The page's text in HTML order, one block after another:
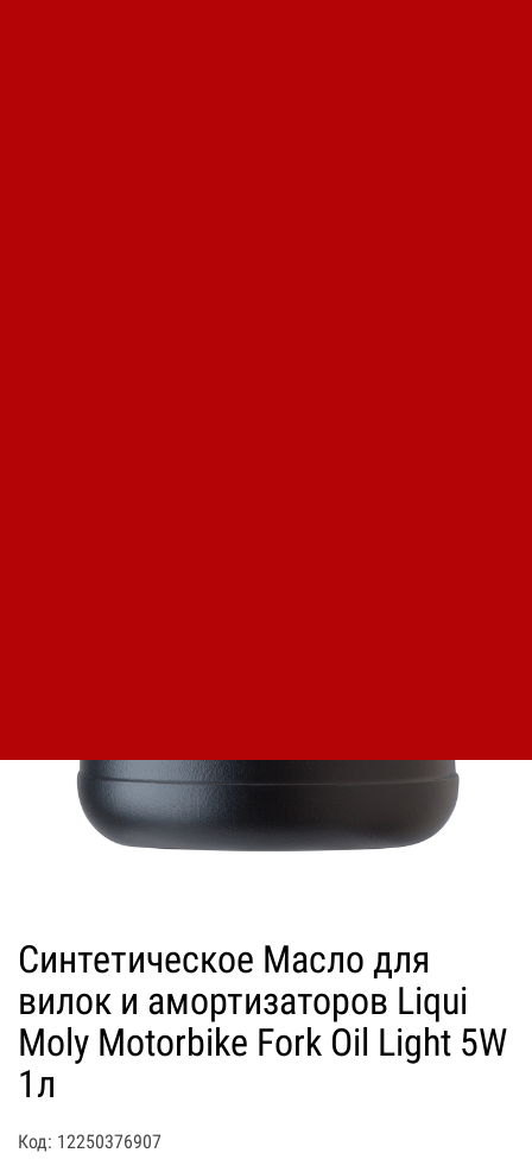
Синтетическое Масло для
вилок и амортизаторов Liqui
Moly Motorbike Fork Oil Light 5W
1л
Код: 12250376907